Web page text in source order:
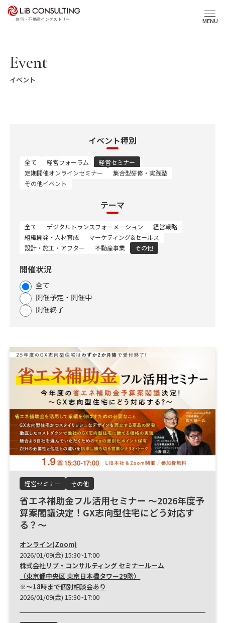
MENU
プロジェクト事例
エキスパート
会社概要
資料請求 最新セミナー
Event
イベント
イベント種別
全て 経営フォーラム
経営セミナー
定期開催オンラインセミナー
集合型研修・実践塾
その他イベント
テーマ
全て デジタルトランスフォーメーション
経営戦略
組織開発・人材育成
マーケティング&セールス
設計・施工・アフター
不動産事業 その他
開催状況
全て
開催予定・開催中
開催終了
経営セミナー その他
省エネ補助金フル活用セミナー ～2026年度予
算案閣議決定！GX志向型住宅にどう対応す
る？～
オンライン(Zoom)
2026/01/09(金) 15:30~17:00
株式会社リブ・コンサルティング セミナールーム
（東京都中央区 東京日本橋タワー29階）
※～18時まで個別相談会あり
2026/01/09(金) 15:30~17:00